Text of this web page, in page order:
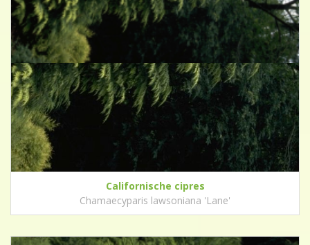
Californische cipres
Chamaecyparis lawsoniana 'Lane'